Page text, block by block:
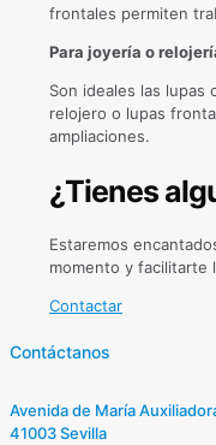
frontales permiten
Para joyería o
Son ideales las lupas
relojero o lupas
ampliaciones.
¿Tienes
Estaremos
momento y facilitarte
Contactar
Contáctanos
Avenida de María
41003 Sevilla